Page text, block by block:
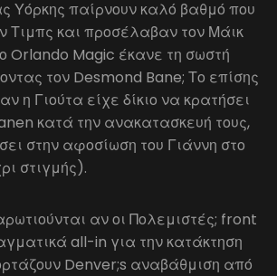
Υόρκης παίρνουν καλό βαθμό που
Τιμπς και προσέλαβαν τον Μάικ
Orlando Magic έκανε τη σωστή
τον Desmond Bane; Το επίσης
η Γιούτα είχε δίκιο να κρατήσει
κατά την ανακατασκευή τους,
στην αφοσίωση του Γιάννη στο
στιγμής).
αν οι Πολεμιστές; front
all-in για την κατάκτηση
Denver;s αναβάθμιση από